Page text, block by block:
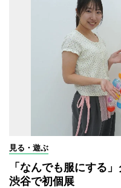
見る・遊ぶ
「なんでも服にする
渋谷で初個展